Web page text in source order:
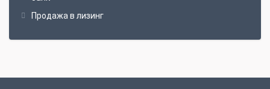
Продажа в лизинг